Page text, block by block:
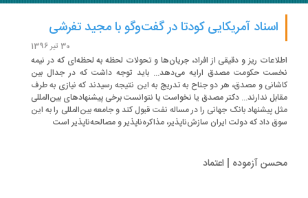
اسناد آمریکایی کودتا در گفت‌وگو با مجید تفرشی
ریز و دقیقی از افراد، جریان‌ها و تحولات لحظه به لحظه‌ای که در نیمه
حکومت مصدق ارایه می‌دهد... باید توجه داشت که در جدال بین
و مصدق، هر دو جناح به تدریج به این نتیجه رسیدند که نیازی به طرف
ندارند... دکتر مصدق یا نخواست یا نتوانست برخی پیشنهادهای بین‌المللی
پیشنهاد بانک جهانی را در مساله نفت قبول کند و جامعه بین‌المللی را به این
داد که دولت ایران سازش‌ناپذیر، مذاکره‌ناپذیر و مصالحه‌ناپذیر است
آزموده | اعتماد